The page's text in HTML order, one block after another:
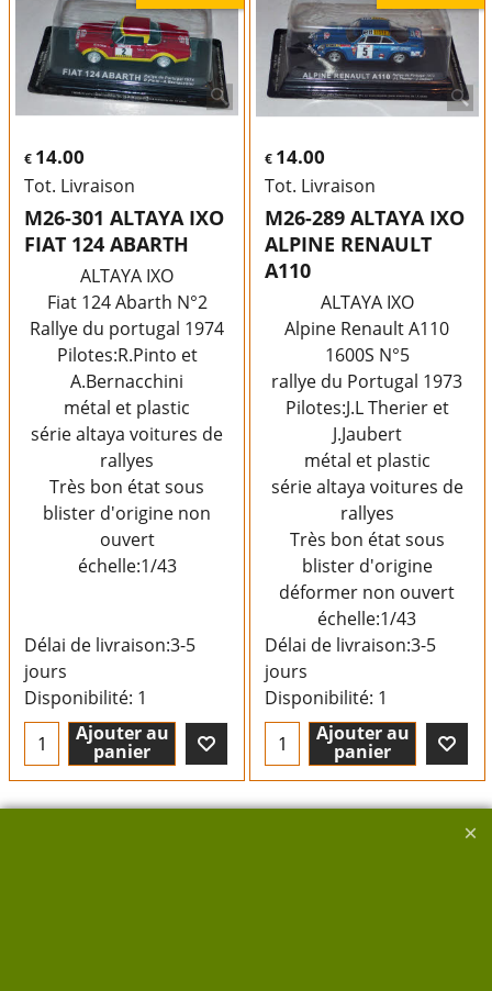
€ 14.00
Tot. Livraison
M26-301 ALTAYA IXO
FIAT 124 ABARTH
ALTAYA IXO
Fiat 124 Abarth N°2
Rallye du portugal 1974
Pilotes:R.Pinto et
A.Bernacchini
métal et plastic
série altaya voitures de
rallyes
Très bon état sous
blister d'origine non
ouvert
échelle:1/43
Délai de livraison:3-5
jours
Disponibilité: 1
Ajouter au
panier
€ 14.00
Tot. Livraison
M26-289 ALTAYA IXO
ALPINE RENAULT
A110
ALTAYA IXO
Alpine Renault A110
1600S N°5
rallye du Portugal 1973
Pilotes:J.L Therier et
J.Jaubert
métal et plastic
série altaya voitures de
rallyes
Très bon état sous
blister d'origine
déformer non ouvert
échelle:1/43
Délai de livraison:3-5
jours
Disponibilité: 1
Ajouter au
panier